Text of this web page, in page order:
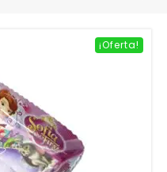
¡Oferta!